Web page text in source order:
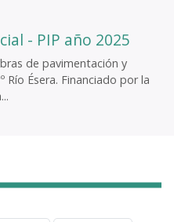
- PIP año 2025
de pavimentación y
Ésera. Financiado por la